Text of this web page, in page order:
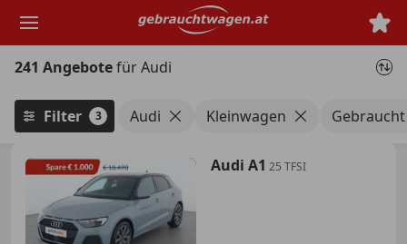
Hauptinhalt
241 Angebotefür Audi
Filter 3 Audi Kleinwagen Gebraucht
Audi A1 25 TFSI